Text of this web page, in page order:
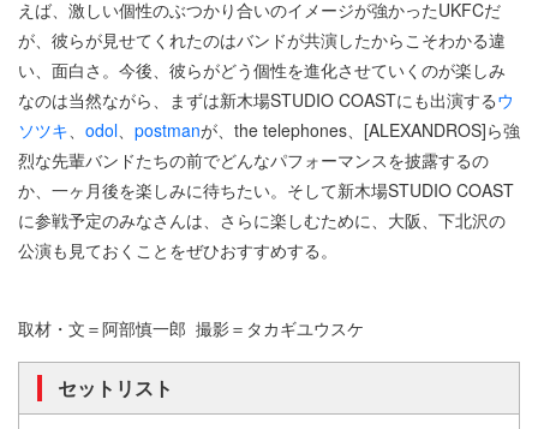
えば、激しい個性のぶつかり合いのイメージが強かったUKFCだ
が、彼らが見せてくれたのはバンドが共演したからこそわかる違
い、面白さ。今後、彼らがどう個性を進化させていくのが楽しみ
なのは当然ながら、まずは新木場STUDIO COASTにも出演するウ
ソツキ
odol postmanが、the telephones、[ALEXANDROS]ら強
烈な先輩バンドたちの前でどんなパフォーマンスを披露するの
か、一ヶ月後を楽しみに待ちたい。そして新木場STUDIO COAST
に参戦予定のみなさんは、さらに楽しむために、大阪、下北沢の
公演も見ておくことをぜひおすすめする。
取材・文＝阿部慎一郎 撮影＝タカギユウスケ
セットリスト